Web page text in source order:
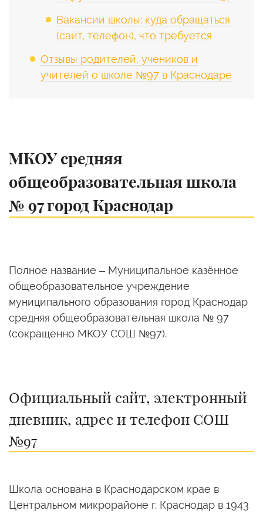
Вакансии школы: куда обращаться
(сайт, телефон), что требуется
Отзывы родителей, учеников и
учителей о школе №97 в Краснодаре
МКОУ средняя
общеобразовательная школа
№ 97 город Краснодар
Полное название – Муниципальное казённое
общеобразовательное учреждение
муниципального образования город Краснодар
средняя общеобразовательная школа № 97
(сокращенно МКОУ СОШ №97).
Официальный сайт, электронный
дневник, адрес и телефон СОШ
№97
Школа основана в Краснодарском крае в
Центральном микрорайоне г. Краснодар в 1943